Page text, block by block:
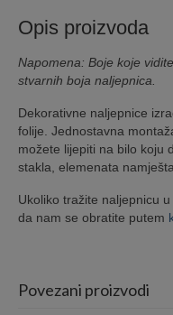
Opis proizvoda
Napomena: Boje koje
stvarnih boja naljepnica.
Dekorativne naljepnice
folije. Jednostavna
možete lijepiti na bilo koju
stakla, elemenata
Ukoliko tražite naljepnicu
da nam se obratite putem
Povezani proizvodi